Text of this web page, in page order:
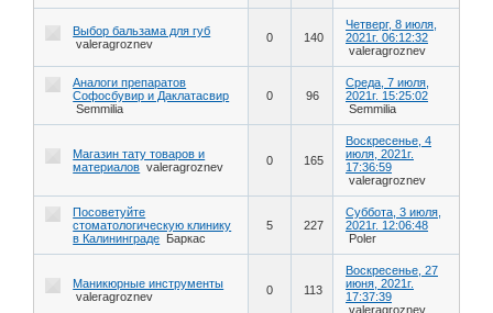
Выбор бальзама для губ
valeragroznev
0 140
Четверг, 8 июля,
2021г. 06:12:32
valeragroznev
Аналоги препаратов
Софосбувир и Даклатасвир
Semmilia
0 96
Среда, 7 июля,
2021г. 15:25:02
Semmilia
Магазин тату товаров и
материалов valeragroznev 0 165
Воскресенье, 4
июля, 2021г.
17:36:59
valeragroznev
Посоветуйте
стоматологическую клинику
в Калининграде Баркас
5 227
Суббота, 3 июля,
2021г. 12:06:48
Poler
Маникюрные инструменты
valeragroznev
0 113
Воскресенье, 27
июня, 2021г.
17:37:39
valeragroznev